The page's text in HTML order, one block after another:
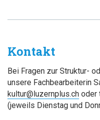
Kontakt
Bei Fragen zur Struktur-
unsere Fachbearbeiterin
kultur@luzernplus.ch oder
(jeweils Dienstag und